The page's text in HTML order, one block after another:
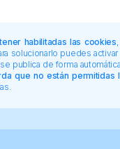
habilitadas las cookies
solucionarlo puedes
publica de forma
que no están